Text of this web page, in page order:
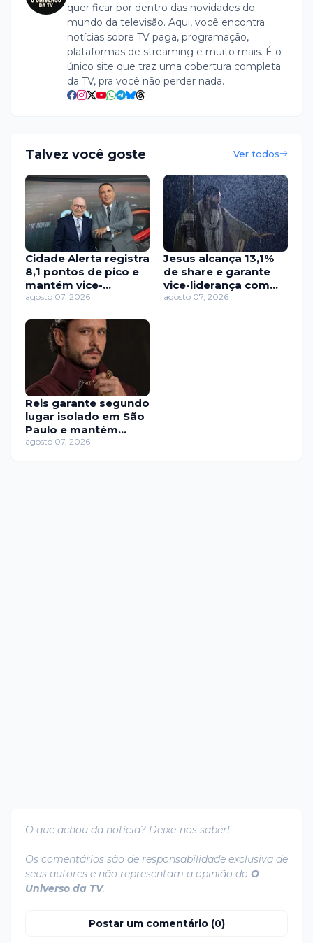
quer ficar por dentro das novidades do
mundo da televisão. Aqui, você encontra
notícias sobre TV paga, programação,
plataformas de streaming e muito mais. É o
único site que traz uma cobertura completa
da TV, pra você não perder nada.
Talvez você goste Ver todos
Cidade Alerta registra
8,1 pontos de pico e
mantém vice-
liderança isolada
agosto 07, 2026
Jesus alcança 13,1%
de share e garante
vice-liderança com
folga em São Paulo
agosto 07, 2026
Reis garante segundo
lugar isolado em São
Paulo e mantém
força no horário
agosto 07, 2026
O que achou da notícia? Deixe-nos saber!
Os comentários são de responsabilidade exclusiva de
seus autores e não representam a opinião do O
Universo da TV.
Postar um comentário (0)